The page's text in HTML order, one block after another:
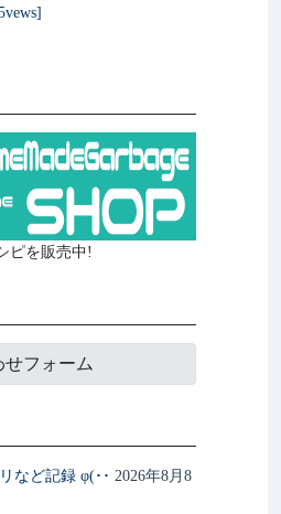
ピを販売中!
せフォーム
など記録 φ(･･ 2026年8月8